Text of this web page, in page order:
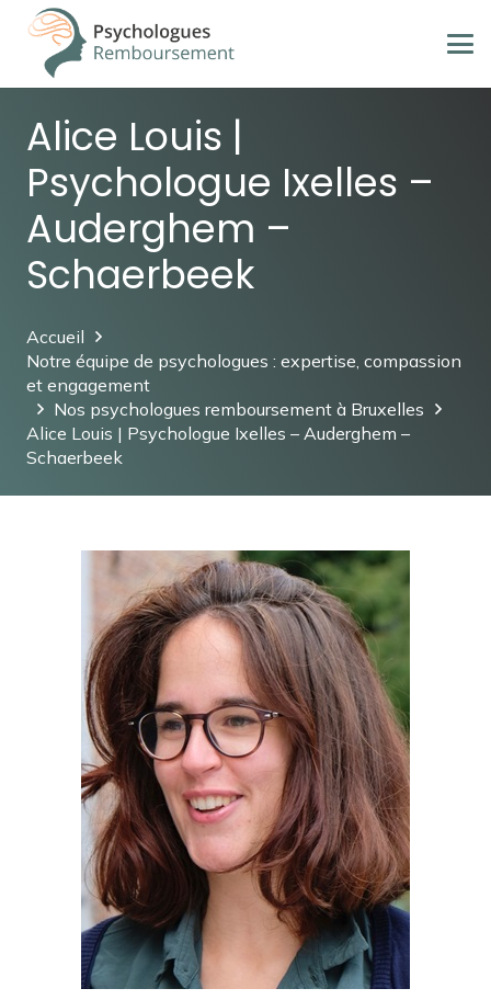
Alice Louis |
Psychologue Ixelles –
Auderghem –
Schaerbeek
Accueil
Notre équipe de psychologues : expertise, compassion
et engagement
Nos psychologues remboursement à Bruxelles
Alice Louis | Psychologue Ixelles – Auderghem –
Schaerbeek